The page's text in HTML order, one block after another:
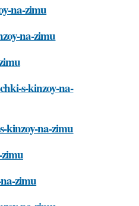
na-zimu
na-zimu
s-kinzoy-na-
kinzoy-na-zimu
zimu